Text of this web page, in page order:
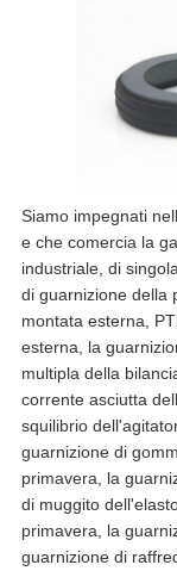
Siamo impegnati
e che comercia la
industriale, di
di guarnizione della
montata esterna,
esterna, la
multipla della
corrente asciutta
squilibrio
guarnizione di
primavera, la
di muggito
primavera, la
guarnizione di